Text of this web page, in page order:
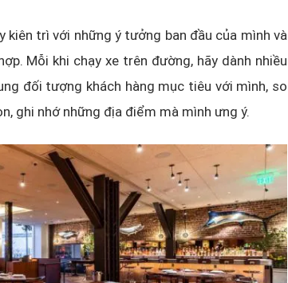
kiên trì với những ý tưởng ban đầu của mình và
Mỗi khi chạy xe trên đường, hãy dành nhiều
đối tượng khách hàng mục tiêu với mình, so
ghi nhớ những địa điểm mà mình ưng ý.